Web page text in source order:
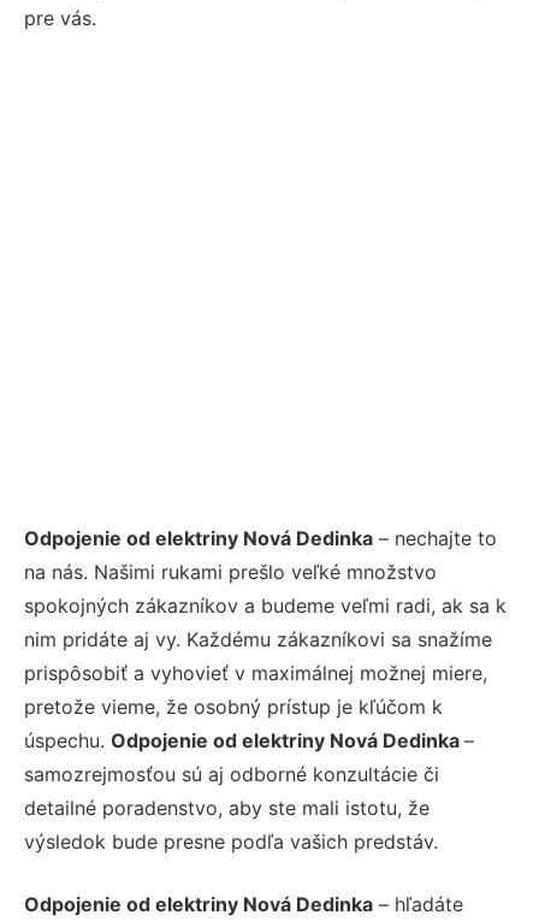
pre vás.
Odpojenie od elektriny Nová Dedinka – nechajte to
na nás. Našimi rukami prešlo veľké množstvo
spokojných zákazníkov a budeme veľmi radi, ak sa k
nim pridáte aj vy. Každému zákazníkovi sa snažíme
prispôsobiť a vyhovieť v maximálnej možnej miere,
pretože vieme, že osobný prístup je kľúčom k
úspechu. Odpojenie od elektriny Nová Dedinka –
samozrejmosťou sú aj odborné konzultácie či
detailné poradenstvo, aby ste mali istotu, že
výsledok bude presne podľa vašich predstáv.
Odpojenie od elektriny Nová Dedinka – hľadáte